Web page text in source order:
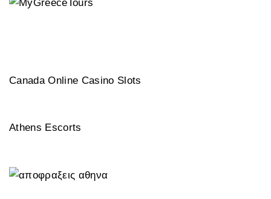
Canada Online Casino Slots
Athens Escorts